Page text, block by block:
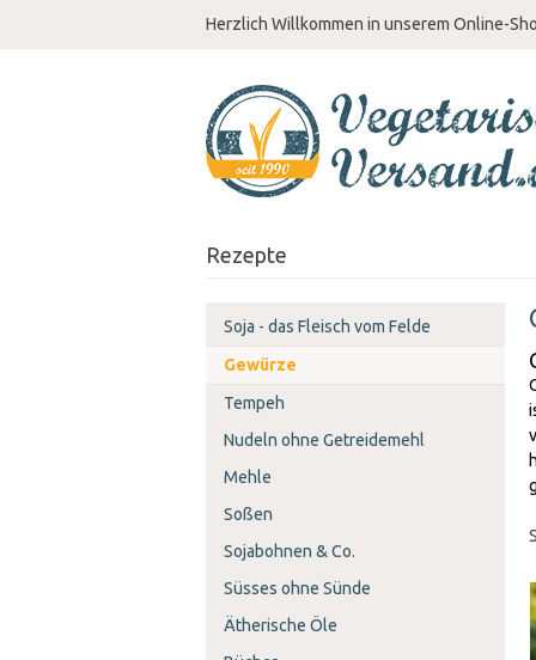
Herzlich Willkommen in unserem Online-
Rezepte
Soja - das Fleisch vom Felde
Gewürze
Tempeh
Nudeln ohne Getreidemehl
Mehle
Soßen
Sojabohnen & Co.
Süsses ohne Sünde
Ätherische Öle